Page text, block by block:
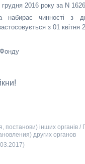
грудня 2016 року за N
чинності з
з 01 квітня
Фонду
постанови) інших органів /
других органов